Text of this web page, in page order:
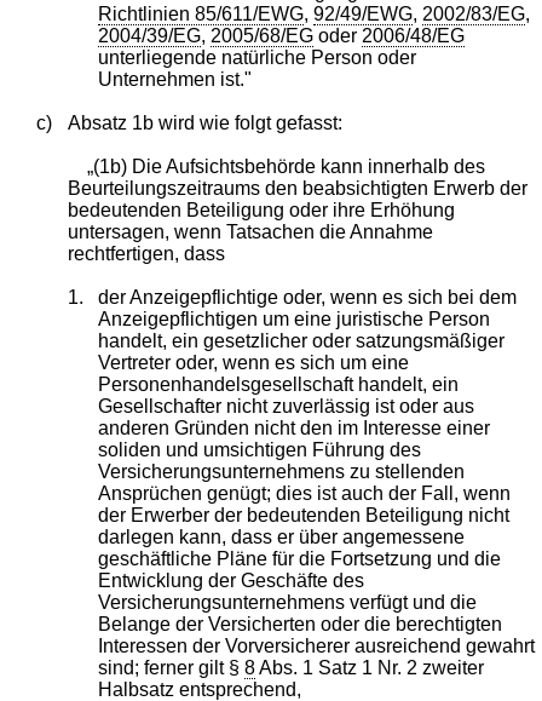
Richtlinien 85/611/EWG,92/49/EWG, 2002/83/EG,
2004/39/EG, 2005/68/EG oder 2006/48/EG
unterliegende natürliche Person oder
Unternehmen ist."
c) Absatz 1b wird wie folgt gefasst:
„(1b) Die Aufsichtsbehörde kann innerhalb des
Beurteilungszeitraums den beabsichtigten Erwerb der
bedeutenden Beteiligung oder ihre Erhöhung
untersagen, wenn Tatsachen die Annahme
rechtfertigen, dass
1.
der Anzeigepflichtige oder, wenn es sich bei dem
Anzeigepflichtigen um eine juristische Person
handelt, ein gesetzlicher oder satzungsmäßiger
Vertreter oder, wenn es sich um eine
Personenhandelsgesellschaft handelt, ein
Gesellschafter nicht zuverlässig ist oder aus
anderen Gründen nicht den im Interesse einer
soliden und umsichtigen Führung des
Versicherungsunternehmens zu stellenden
Ansprüchen genügt; dies ist auch der Fall, wenn
der Erwerber der bedeutenden Beteiligung nicht
darlegen kann, dass er über angemessene
geschäftliche Pläne für die Fortsetzung und die
Entwicklung der Geschäfte des
Versicherungsunternehmens verfügt und die
Belange der Versicherten oder die berechtigten
Interessen der Vorversicherer ausreichend gewahrt
sind; ferner gilt §8Abs. 1 Satz 1 Nr. 2 zweiter
Halbsatz entsprechend,